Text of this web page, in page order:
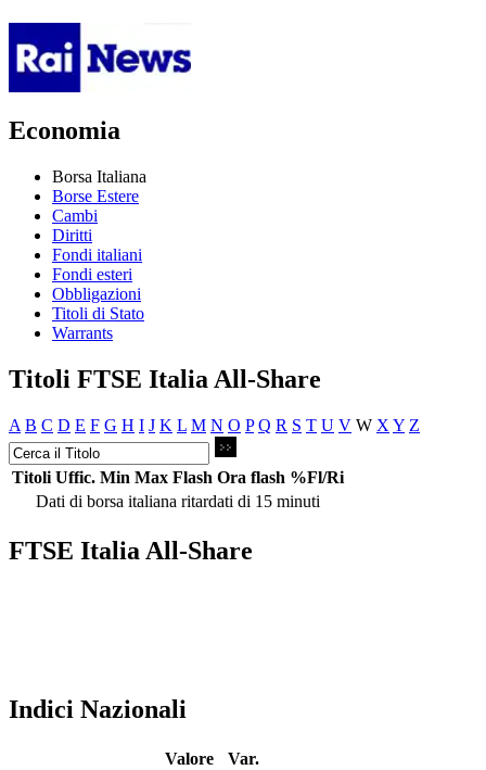
Economia
Borsa Italiana
Borse Estere
Cambi
Diritti
Fondi italiani
Fondi esteri
Obbligazioni
Titoli di Stato
Warrants
Titoli FTSE Italia All-Share
A B C D E F G H I J K L M N O P Q R S T U V W X Y Z
Titoli Uffic. Min Max Flash Ora flash %Fl/Ri
Dati di borsa italiana ritardati di 15 minuti
FTSE Italia All-Share
Indici Nazionali
Valore
Var.